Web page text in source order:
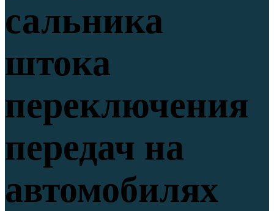
сальника
штока
переключения
передач на
автомобилях